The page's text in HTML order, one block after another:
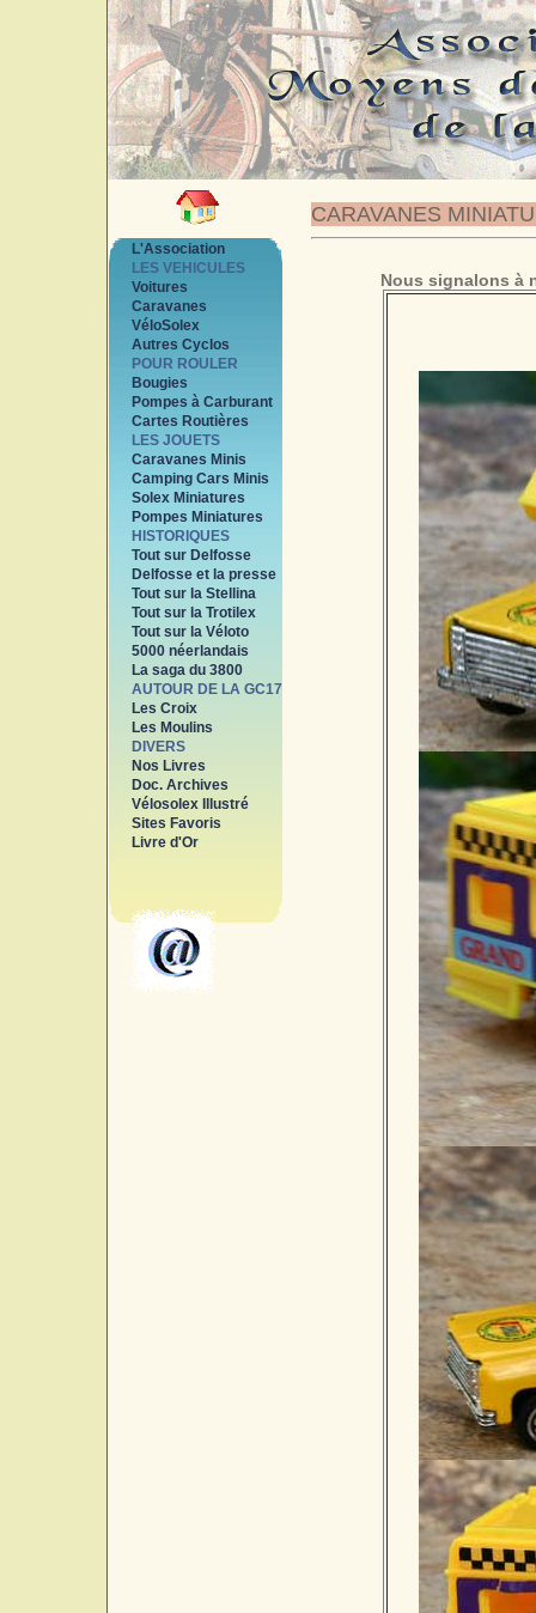
CARAVANES
L'Association
LES VEHICULES
Voitures
Caravanes
VéloSolex
Autres Cyclos
POUR ROULER
Bougies
Pompes à Carburant
Cartes Routières
LES JOUETS
Caravanes Minis
Camping Cars Minis
Solex Miniatures
Pompes Miniatures
HISTORIQUES
Tout sur Delfosse
Delfosse et la presse
Tout sur la Stellina
Tout sur la Trotilex
Tout sur la Véloto
5000 néerlandais
La saga du 3800
AUTOUR DE LA GC17
Les Croix
Les Moulins
DIVERS
Nos Livres
Doc. Archives
Vélosolex Illustré
Sites Favoris
Livre d'Or
Nous signalons à